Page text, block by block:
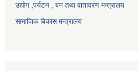
उद्योग ,पर्यटन , बन तथा वातावरण मन्त्रालय
सामाजिक बिकास मन्त्रालय